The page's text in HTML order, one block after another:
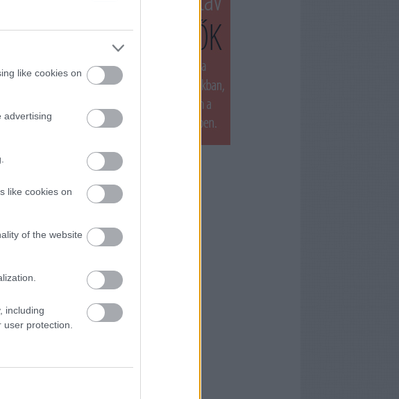
like cookies on
advertising
like cookies on
of the website
including
protection.
EZT LÁTTUK LEGUTÓBB
Tweets by filmnaplo